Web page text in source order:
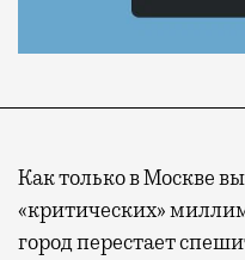
Как только в Москве
«критических»
город перестает